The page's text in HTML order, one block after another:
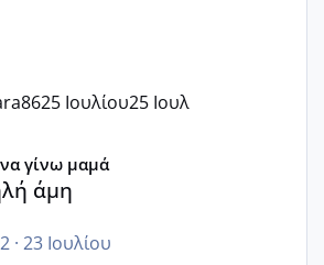
25 Ιουλίου25 Ιουλ
γίνω μαμά
άμη
· 23 Ιουλίου